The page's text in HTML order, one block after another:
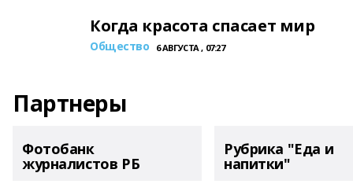
Когда красота спасает мир
Общество 6 АВГУСТА , 07:27
Партнеры
Фотобанк
журналистов РБ
Рубрика "Еда и
напитки"